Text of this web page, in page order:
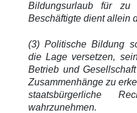
Bildungsurlaub für zu
Beschäftigte dient allein
(3) Politische Bildung
die Lage versetzen,
Betrieb und
Zusammenhänge zu
staatsbürgerliche
wahrzunehmen.